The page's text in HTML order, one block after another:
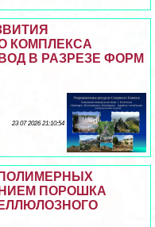
КОМПЛЕКСА
В РАЗРЕЗЕ ФОРМ
23 07 2026 21:10:54
ПОРОШКА